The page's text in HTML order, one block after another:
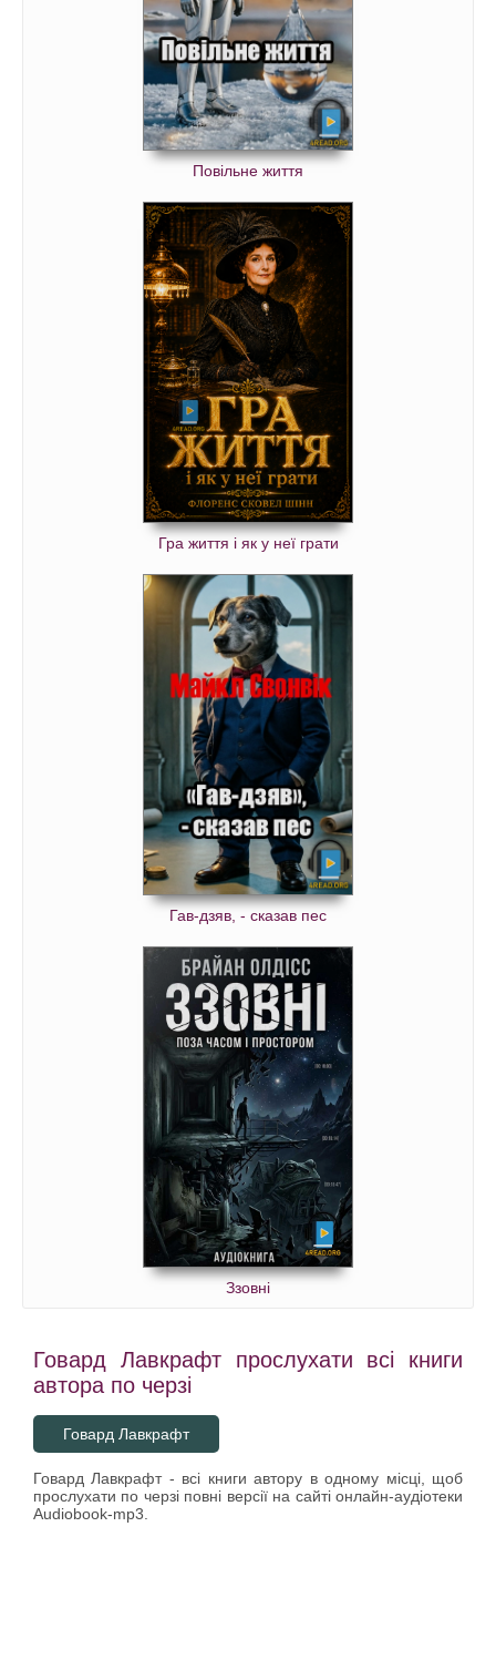
Повільне життя
Гра життя і як у неї грати
Гав-дзяв, - сказав пес
Ззовні
Говард Лавкрафт прослухати всі книги
автора по черзі
Говард Лавкрафт
Говард Лавкрафт - всі книги автору в одному місці, щоб
прослухати по черзі повні версії на сайті онлайн-аудіотеки
Audiobook-mp3.